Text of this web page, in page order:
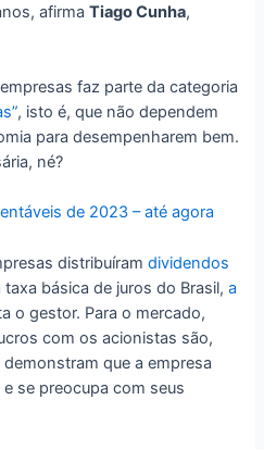
afirmaTiago Cunha,
faz parte da categoria
, isto é, que não dependem
para desempenharem bem.
né?
de 2023 – até agora
distribuíramdividendos
taxa básica de juros do Brasil,a
o gestor. Para o mercado,
com os acionistas são,
que a empresa
se preocupa com seus